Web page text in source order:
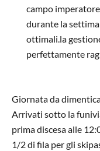
campo
durante la
ottimali.la
perfettamente
Giornata da
Arrivati sotto la
prima discesa alle
1/2 di fila per gli